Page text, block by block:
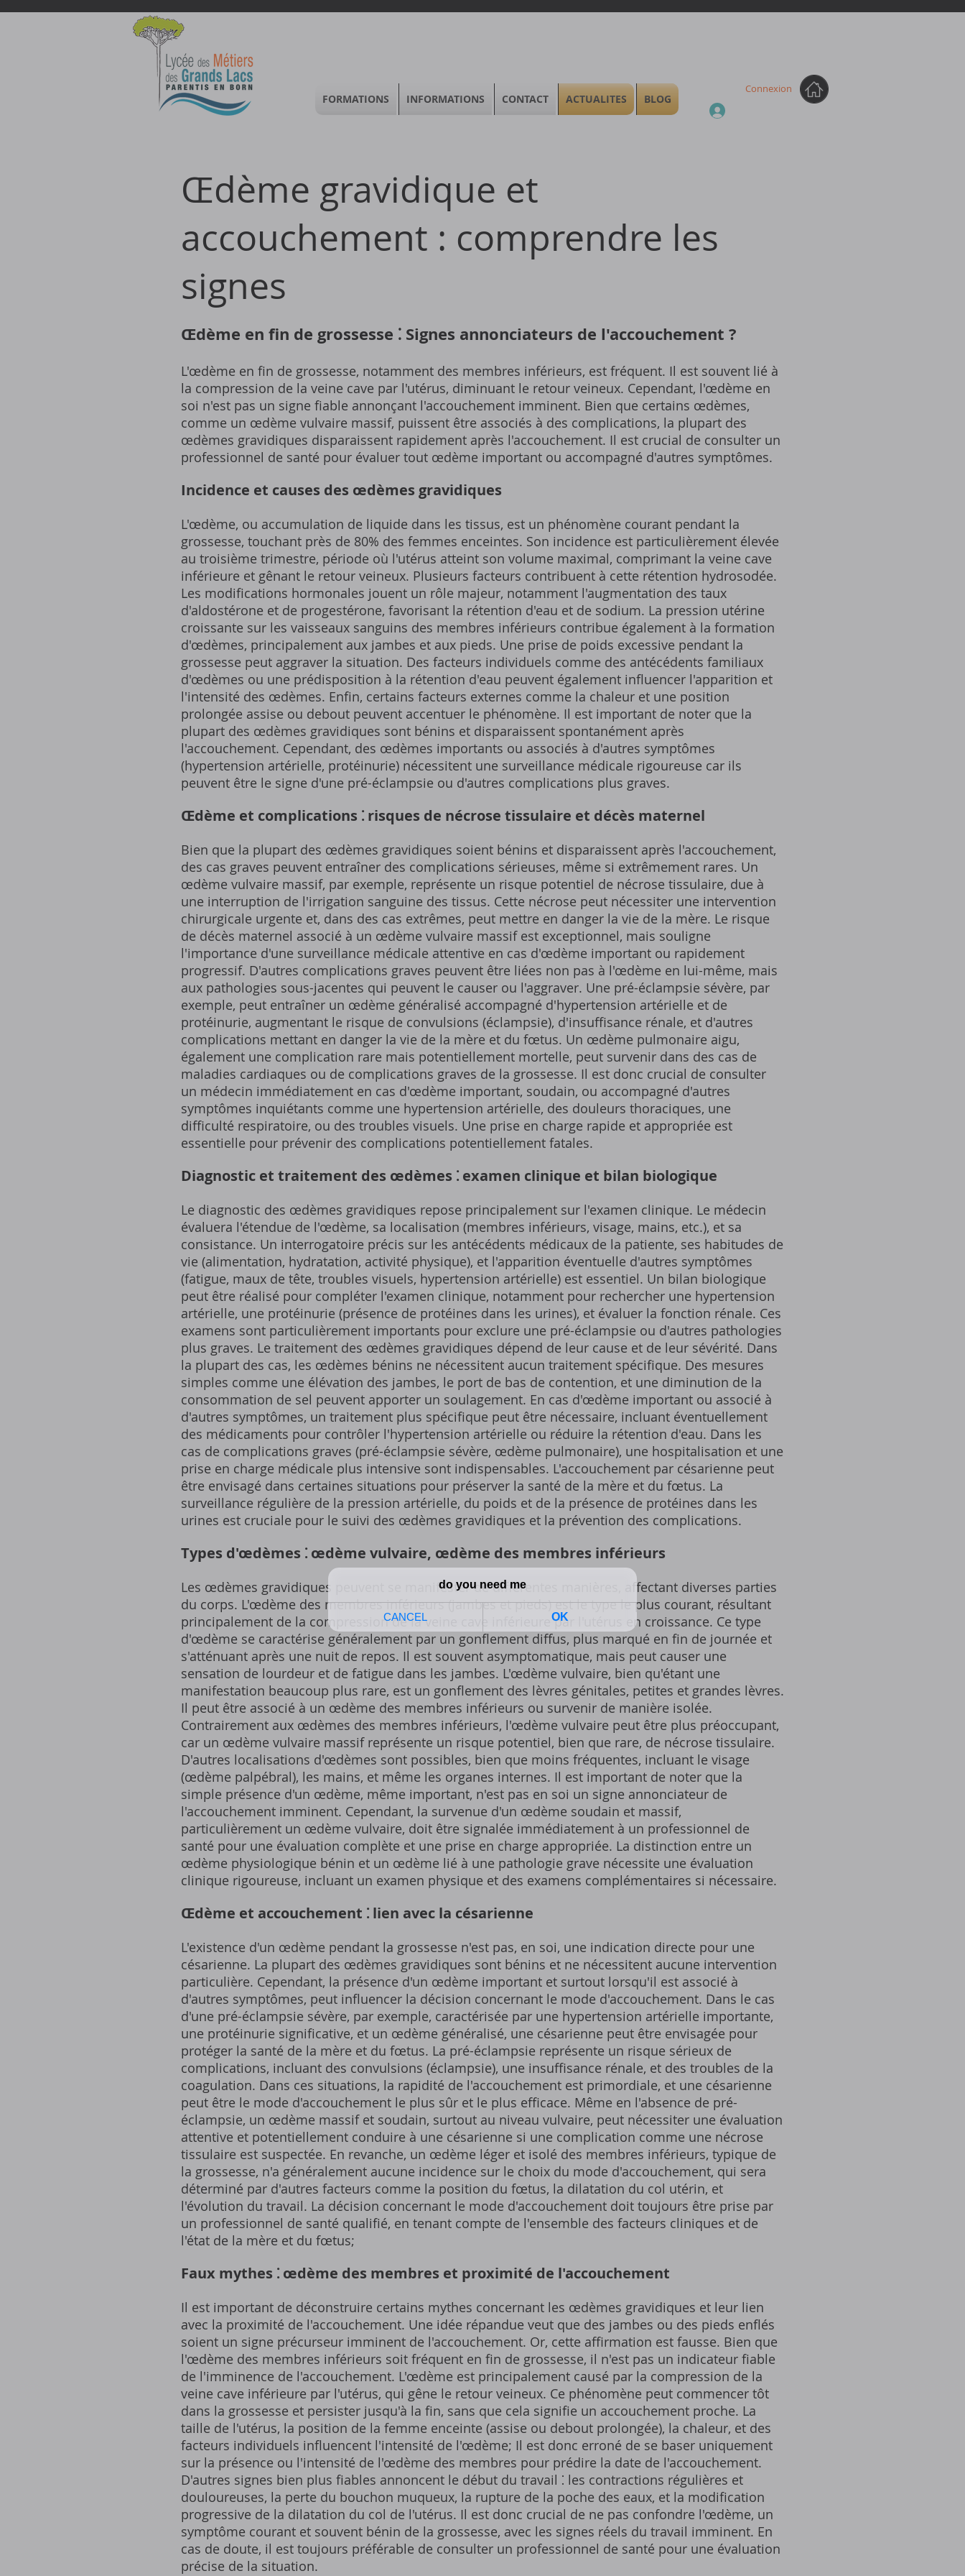
Connexion
Œdème gravidique et
accouchement : comprendre les
signes
Œdème en fin de grossesse ⁚ Signes annonciateurs de l'accouchement ?
L'œdème en fin de grossesse, notamment des membres inférieurs, est fréquent. Il est souvent lié à
la compression de la veine cave par l'utérus, diminuant le retour veineux. Cependant, l'œdème en
soi n'est pas un signe fiable annonçant l'accouchement imminent. Bien que certains œdèmes,
comme un œdème vulvaire massif, puissent être associés à des complications, la plupart des
œdèmes gravidiques disparaissent rapidement après l'accouchement. Il est crucial de consulter un
professionnel de santé pour évaluer tout œdème important ou accompagné d'autres symptômes.
Incidence et causes des œdèmes gravidiques
L'œdème, ou accumulation de liquide dans les tissus, est un phénomène courant pendant la
grossesse, touchant près de 80% des femmes enceintes. Son incidence est particulièrement élevée
au troisième trimestre, période où l'utérus atteint son volume maximal, comprimant la veine cave
inférieure et gênant le retour veineux. Plusieurs facteurs contribuent à cette rétention hydrosodée.
Les modifications hormonales jouent un rôle majeur, notamment l'augmentation des taux
d'aldostérone et de progestérone, favorisant la rétention d'eau et de sodium. La pression utérine
croissante sur les vaisseaux sanguins des membres inférieurs contribue également à la formation
d'œdèmes, principalement aux jambes et aux pieds. Une prise de poids excessive pendant la
grossesse peut aggraver la situation. Des facteurs individuels comme des antécédents familiaux
d'œdèmes ou une prédisposition à la rétention d'eau peuvent également influencer l'apparition et
l'intensité des œdèmes. Enfin, certains facteurs externes comme la chaleur et une position
prolongée assise ou debout peuvent accentuer le phénomène. Il est important de noter que la
plupart des œdèmes gravidiques sont bénins et disparaissent spontanément après
l'accouchement. Cependant, des œdèmes importants ou associés à d'autres symptômes
(hypertension artérielle, protéinurie) nécessitent une surveillance médicale rigoureuse car ils
peuvent être le signe d'une pré-éclampsie ou d'autres complications plus graves.
Œdème et complications ⁚ risques de nécrose tissulaire et décès maternel
Bien que la plupart des œdèmes gravidiques soient bénins et disparaissent après l'accouchement,
des cas graves peuvent entraîner des complications sérieuses, même si extrêmement rares. Un
œdème vulvaire massif, par exemple, représente un risque potentiel de nécrose tissulaire, due à
une interruption de l'irrigation sanguine des tissus. Cette nécrose peut nécessiter une intervention
chirurgicale urgente et, dans des cas extrêmes, peut mettre en danger la vie de la mère. Le risque
de décès maternel associé à un œdème vulvaire massif est exceptionnel, mais souligne
l'importance d'une surveillance médicale attentive en cas d'œdème important ou rapidement
progressif. D'autres complications graves peuvent être liées non pas à l'œdème en lui-même, mais
aux pathologies sous-jacentes qui peuvent le causer ou l'aggraver. Une pré-éclampsie sévère, par
exemple, peut entraîner un œdème généralisé accompagné d'hypertension artérielle et de
protéinurie, augmentant le risque de convulsions (éclampsie), d'insuffisance rénale, et d'autres
complications mettant en danger la vie de la mère et du fœtus. Un œdème pulmonaire aigu,
également une complication rare mais potentiellement mortelle, peut survenir dans des cas de
maladies cardiaques ou de complications graves de la grossesse. Il est donc crucial de consulter
un médecin immédiatement en cas d'œdème important, soudain, ou accompagné d'autres
symptômes inquiétants comme une hypertension artérielle, des douleurs thoraciques, une
difficulté respiratoire, ou des troubles visuels. Une prise en charge rapide et appropriée est
essentielle pour prévenir des complications potentiellement fatales.
Diagnostic et traitement des œdèmes ⁚ examen clinique et bilan biologique
Le diagnostic des œdèmes gravidiques repose principalement sur l'examen clinique. Le médecin
évaluera l'étendue de l'œdème, sa localisation (membres inférieurs, visage, mains, etc.), et sa
consistance. Un interrogatoire précis sur les antécédents médicaux de la patiente, ses habitudes de
vie (alimentation, hydratation, activité physique), et l'apparition éventuelle d'autres symptômes
(fatigue, maux de tête, troubles visuels, hypertension artérielle) est essentiel. Un bilan biologique
peut être réalisé pour compléter l'examen clinique, notamment pour rechercher une hypertension
artérielle, une protéinurie (présence de protéines dans les urines), et évaluer la fonction rénale. Ces
examens sont particulièrement importants pour exclure une pré-éclampsie ou d'autres pathologies
plus graves. Le traitement des œdèmes gravidiques dépend de leur cause et de leur sévérité. Dans
la plupart des cas, les œdèmes bénins ne nécessitent aucun traitement spécifique. Des mesures
simples comme une élévation des jambes, le port de bas de contention, et une diminution de la
consommation de sel peuvent apporter un soulagement. En cas d'œdème important ou associé à
d'autres symptômes, un traitement plus spécifique peut être nécessaire, incluant éventuellement
des médicaments pour contrôler l'hypertension artérielle ou réduire la rétention d'eau. Dans les
cas de complications graves (pré-éclampsie sévère, œdème pulmonaire), une hospitalisation et une
prise en charge médicale plus intensive sont indispensables. L'accouchement par césarienne peut
être envisagé dans certaines situations pour préserver la santé de la mère et du fœtus. La
surveillance régulière de la pression artérielle, du poids et de la présence de protéines dans les
urines est cruciale pour le suivi des œdèmes gravidiques et la prévention des complications.
Types d'œdèmes ⁚ œdème vulvaire, œdème des membres inférieurs
Les œdèmes gravidiques peuvent se manifester de différentes manières, affectant diverses parties
du corps. L'œdème des membres inférieurs (jambes et pieds) est le type le plus courant, résultant
principalement de la compression de la veine cave inférieure par l'utérus en croissance. Ce type
d'œdème se caractérise généralement par un gonflement diffus, plus marqué en fin de journée et
s'atténuant après une nuit de repos. Il est souvent asymptomatique, mais peut causer une
sensation de lourdeur et de fatigue dans les jambes. L'œdème vulvaire, bien qu'étant une
manifestation beaucoup plus rare, est un gonflement des lèvres génitales, petites et grandes lèvres.
Il peut être associé à un œdème des membres inférieurs ou survenir de manière isolée.
Contrairement aux œdèmes des membres inférieurs, l'œdème vulvaire peut être plus préoccupant,
car un œdème vulvaire massif représente un risque potentiel, bien que rare, de nécrose tissulaire.
D'autres localisations d'œdèmes sont possibles, bien que moins fréquentes, incluant le visage
(œdème palpébral), les mains, et même les organes internes. Il est important de noter que la
simple présence d'un œdème, même important, n'est pas en soi un signe annonciateur de
l'accouchement imminent. Cependant, la survenue d'un œdème soudain et massif,
particulièrement un œdème vulvaire, doit être signalée immédiatement à un professionnel de
santé pour une évaluation complète et une prise en charge appropriée. La distinction entre un
œdème physiologique bénin et un œdème lié à une pathologie grave nécessite une évaluation
clinique rigoureuse, incluant un examen physique et des examens complémentaires si nécessaire.
Œdème et accouchement ⁚ lien avec la césarienne
L'existence d'un œdème pendant la grossesse n'est pas, en soi, une indication directe pour une
césarienne. La plupart des œdèmes gravidiques sont bénins et ne nécessitent aucune intervention
particulière. Cependant, la présence d'un œdème important et surtout lorsqu'il est associé à
d'autres symptômes, peut influencer la décision concernant le mode d'accouchement. Dans le cas
d'une pré-éclampsie sévère, par exemple, caractérisée par une hypertension artérielle importante,
une protéinurie significative, et un œdème généralisé, une césarienne peut être envisagée pour
protéger la santé de la mère et du fœtus. La pré-éclampsie représente un risque sérieux de
complications, incluant des convulsions (éclampsie), une insuffisance rénale, et des troubles de la
coagulation. Dans ces situations, la rapidité de l'accouchement est primordiale, et une césarienne
peut être le mode d'accouchement le plus sûr et le plus efficace. Même en l'absence de pré-
éclampsie, un œdème massif et soudain, surtout au niveau vulvaire, peut nécessiter une évaluation
attentive et potentiellement conduire à une césarienne si une complication comme une nécrose
tissulaire est suspectée. En revanche, un œdème léger et isolé des membres inférieurs, typique de
la grossesse, n'a généralement aucune incidence sur le choix du mode d'accouchement, qui sera
déterminé par d'autres facteurs comme la position du fœtus, la dilatation du col utérin, et
l'évolution du travail. La décision concernant le mode d'accouchement doit toujours être prise par
un professionnel de santé qualifié, en tenant compte de l'ensemble des facteurs cliniques et de
l'état de la mère et du fœtus;
Faux mythes ⁚ œdème des membres et proximité de l'accouchement
Il est important de déconstruire certains mythes concernant les œdèmes gravidiques et leur lien
avec la proximité de l'accouchement. Une idée répandue veut que des jambes ou des pieds enflés
soient un signe précurseur imminent de l'accouchement. Or, cette affirmation est fausse. Bien que
l'œdème des membres inférieurs soit fréquent en fin de grossesse, il n'est pas un indicateur fiable
de l'imminence de l'accouchement. L'œdème est principalement causé par la compression de la
veine cave inférieure par l'utérus, qui gêne le retour veineux. Ce phénomène peut commencer tôt
dans la grossesse et persister jusqu'à la fin, sans que cela signifie un accouchement proche. La
taille de l'utérus, la position de la femme enceinte (assise ou debout prolongée), la chaleur, et des
facteurs individuels influencent l'intensité de l'œdème; Il est donc erroné de se baser uniquement
sur la présence ou l'intensité de l'œdème des membres pour prédire la date de l'accouchement.
D'autres signes bien plus fiables annoncent le début du travail ⁚ les contractions régulières et
douloureuses, la perte du bouchon muqueux, la rupture de la poche des eaux, et la modification
progressive de la dilatation du col de l'utérus. Il est donc crucial de ne pas confondre l'œdème, un
symptôme courant et souvent bénin de la grossesse, avec les signes réels du travail imminent. En
cas de doute, il est toujours préférable de consulter un professionnel de santé pour une évaluation
précise de la situation.
FORMATIONS INFORMATIONS CONTACT ACTUALITES BLOG